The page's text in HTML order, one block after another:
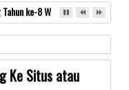
ke-8 Warung Blogger
Blog Kita
Ke Situs atau